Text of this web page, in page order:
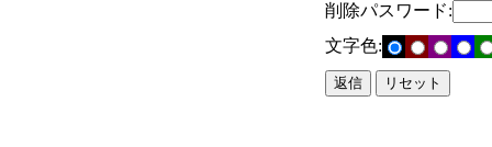
削除パスワード:
文字色: